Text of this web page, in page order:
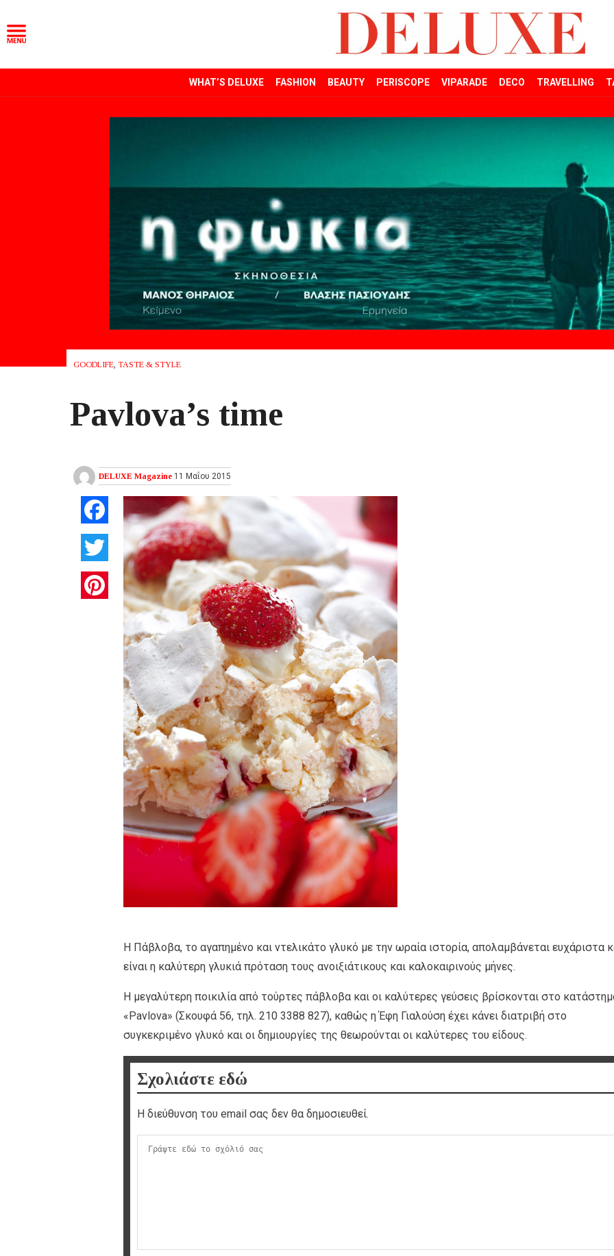
WHAT’S DELUXE FASHION BEAUTY PERISCOPE VIPARADE DECO TRAVELLING
GOODLIFE, TASTE & STYLE
Pavlova’s time
DELUXE Magazine 11 Μαΐου 2015
Twitter
Pinterest
Η Πάβλοβα, το αγαπημένο και ντελικάτο γλυκό με την ωραία ιστορία, απολαμβάνεται ευχάριστα
είναι η καλύτερη γλυκιά πρόταση τους ανοιξιάτικους και καλοκαιρινούς μήνες.
Η μεγαλύτερη ποικιλία από τούρτες πάβλοβα και οι καλύτερες γεύσεις βρίσκονται στο
«Pavlova» (Σκουφά 56, τηλ. 210 3388 827), καθώς η Έφη Γιαλούση έχει κάνει διατριβή στο
συγκεκριμένο γλυκό και οι δημιουργίες της θεωρούνται οι καλύτερες του είδους.
Σχολιάστε εδώ
Η διεύθυνση του email σας δεν θα δημοσιευθεί.